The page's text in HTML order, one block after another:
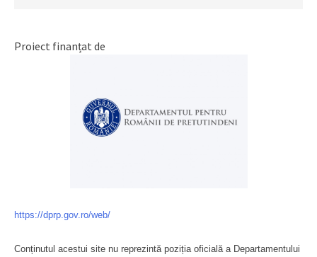
Proiect finanțat de
https://dprp.gov.ro/web/
Conținutul acestui site nu reprezintă poziția oficială a Departamentului